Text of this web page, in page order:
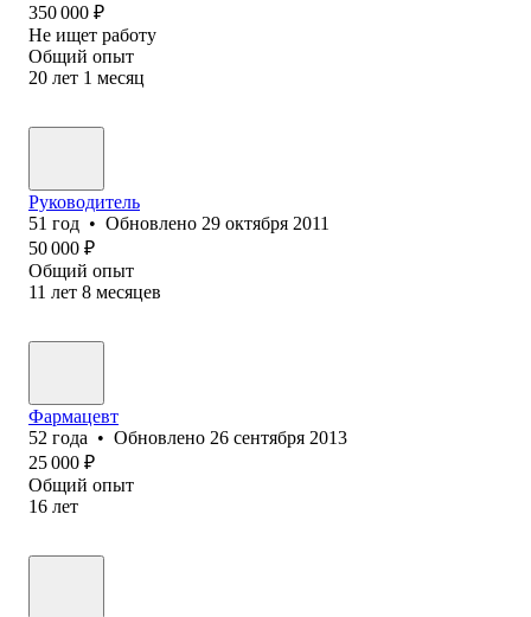
350 000 ₽
Не ищет работу
Общий опыт
20 лет 1 месяц
Руководитель
51 год • Обновлено 29 октября 2011
50 000 ₽
Общий опыт
11 лет 8 месяцев
Фармацевт
52 года • Обновлено 26 сентября 2013
25 000 ₽
Общий опыт
16 лет